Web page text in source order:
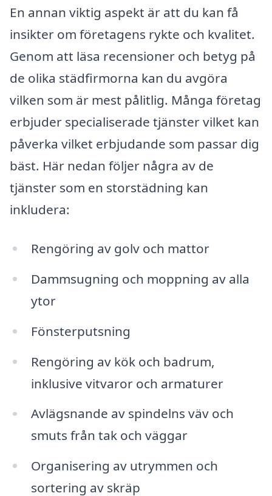
En annan viktig aspekt är att du kan få
insikter om företagens rykte och kvalitet.
Genom att läsa recensioner och betyg på
de olika städfirmorna kan du avgöra
vilken som är mest pålitlig. Många företag
erbjuder specialiserade tjänster vilket kan
påverka vilket erbjudande som passar dig
bäst. Här nedan följer några av de
tjänster som en storstädning kan
inkludera:
Rengöring av golv och mattor
Dammsugning och moppning av alla
ytor
Fönsterputsning
Rengöring av kök och badrum,
inklusive vitvaror och armaturer
Avlägsnande av spindelns väv och
smuts från tak och väggar
Organisering av utrymmen och
sortering av skräp